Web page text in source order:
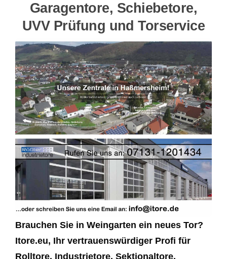
Garagentore, Schiebetore,
UVV Prüfung und Torservice
Brauchen Sie in Weingarten ein neues Tor?
Itore.eu, Ihr vertrauenswürdiger Profi für
Rolltore, Industrietore, Sektionaltore,